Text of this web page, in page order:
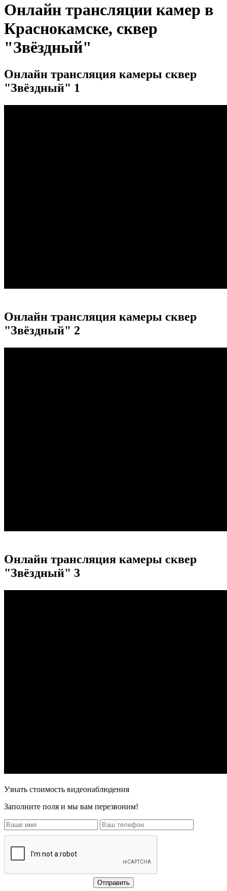
Онлайн трансляции камер в
Краснокамске, сквер
"Звёздный"
Онлайн трансляция камеры сквер
"Звёздный" 1
Онлайн трансляция камеры сквер
"Звёздный" 2
Онлайн трансляция камеры сквер
"Звёздный" 3
Узнать стоимость видеонаблюдения
Заполните поля и мы вам перезвоним!